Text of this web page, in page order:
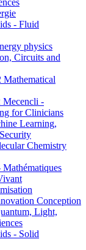
- Fluid
physics
Circuits and
-
for Clinicians
Learning,
Chemistry
Conception
Light,
- Solid